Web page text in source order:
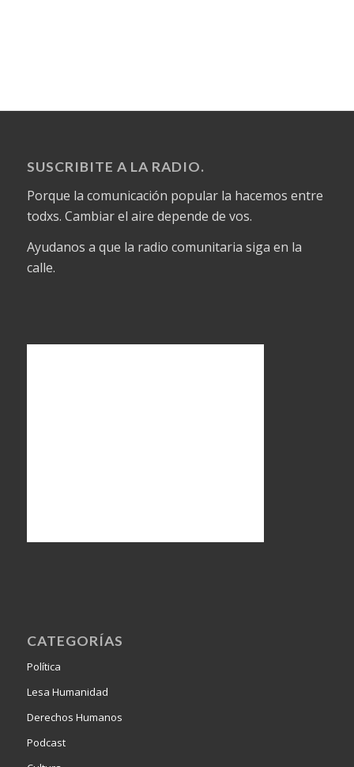
SUSCRIBITE A LA RADIO.
Porque la comunicación popular la hacemos entre
todxs. Cambiar el aire depende de vos.
Ayudanos a que la radio comunitaria siga en la
calle.
CATEGORÍAS
Política
Lesa Humanidad
Derechos Humanos
Podcast